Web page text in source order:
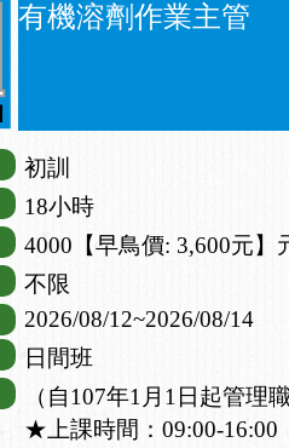
有機溶劑作業主管
初訓
18小時
4000【早鳥價: 3,600元】
不限
2026/08/12~2026/08/14
日間班
（自107年1月1日起管理
★上課時間：09:00-16:00